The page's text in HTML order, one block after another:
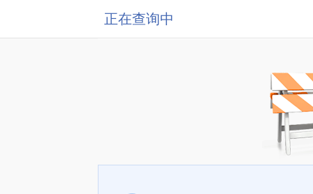
正在查询中